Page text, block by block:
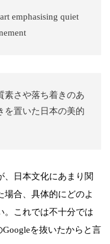
emphasising quiet
素さや落ち着きのあ
を置いた日本の美的
、日本文化にあまり関
場合、具体的にどのよ
。これでは不十分では
を抜いたからと言